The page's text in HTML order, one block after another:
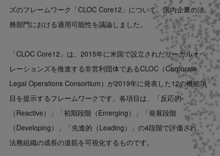
ズのフレームワーク「CLOC Core12」について、国内企業の法
務部門における適用可能性を議論しました。
「CLOC Core12」は、2015年に米国で設立されたリーガルオペ
レーションズを推進する非営利団体であるCLOC（Corporate
Legal Operations Consortium）が2019年に発表した12の機能項
目を提示するフレームワークです。各項目は、「反応的
（Reactive）」「初期段階（Emerging）」「発展段階
（Developing）」「先進的（Leading）」の4段階で評価され、
法務組織の成長の道筋を可視化するものです。